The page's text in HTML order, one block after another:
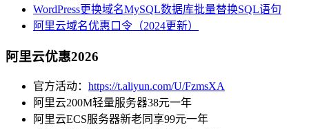
WordPress更换域名MySQL数据库批量替换SQL语句
阿里云域名优惠口令（2024更新）
阿里云优惠2026
官方活动： https://t.aliyun.com/U/FzmsXA
阿里云200M轻量服务器38元一年
阿里云ECS服务器新老同享99元一年